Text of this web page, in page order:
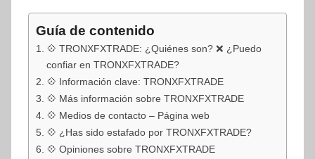
Guía de contenido
💠 TRONXFXTRADE: ¿Quiénes son? ❌ ¿Puedo
confiar en TRONXFXTRADE?
💠 Información clave: TRONXFXTRADE
💠 Más información sobre TRONXFXTRADE
💠 Medios de contacto – Página web
💠 ¿Has sido estafado por TRONXFXTRADE?
💠 Opiniones sobre TRONXFXTRADE